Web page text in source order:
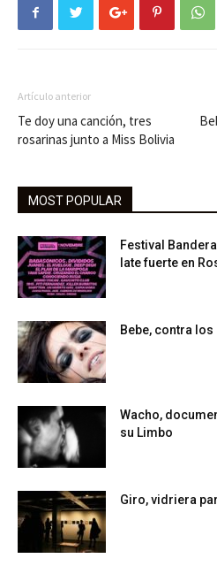
Artículo anterior
Te doy una canción, tres
rosarinas junto a Miss Bolivia
MOST POPULAR
Festival
late fuerte en
Bebe, contra
Wacho,
su Limbo
Giro, vidriera